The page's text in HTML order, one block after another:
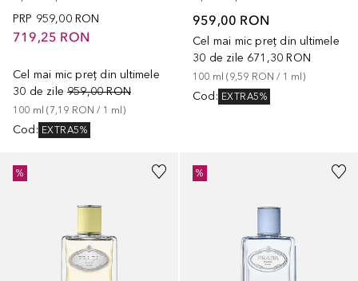
PRP 959,00 RON
719,25 RON
Cel mai mic preț din ultimele
30 de zile 959,00 RON
100 ml (7,19 RON / 1 ml )
Cod : EXTRA5%
959,00 RON
Cel mai mic preț din ultimele
30 de zile 671,30 RON
100 ml (9,59 RON / 1 ml )
Cod : EXTRA5%
% %